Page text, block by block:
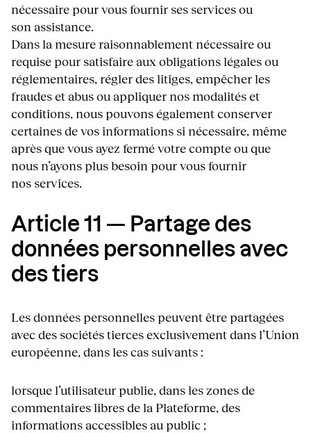
nécessaire pour vous fournir ses services ou
son assistance.
Dans la mesure raisonnablement nécessaire ou
requise pour satisfaire aux obligations légales ou
réglementaires, régler des litiges, empêcher les
fraudes et abus ou appliquer nos modalités et
conditions, nous pouvons également conserver
certaines de vos informations si nécessaire, même
après que vous ayez fermé votre compte ou que
nous n’ayons plus besoin pour vous fournir
nos services.
Article 11 — Partage des
données personnelles avec
des tiers
Les données personnelles peuvent être partagées
avec des sociétés tierces exclusivement dans l’Union
européenne, dans les cas suivants :
lorsque l’utilisateur publie, dans les zones de
commentaires libres de la Plateforme, des
informations accessibles au public ;